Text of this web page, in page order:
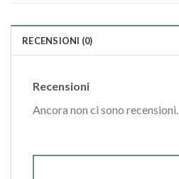
RECENSIONI (0)
Recensioni
Ancora non ci sono recensioni.